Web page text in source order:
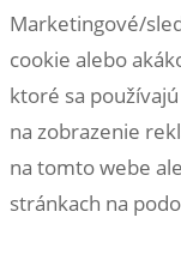
Marketingové/
cookie alebo
ktoré sa
na zobrazenie
na tomto webe
stránkach na